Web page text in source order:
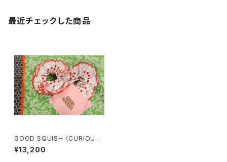
最近チェックした商品
GOOD SQUISH 〈CURIOUS
REAL GOOD LOOKING〉
¥13,200